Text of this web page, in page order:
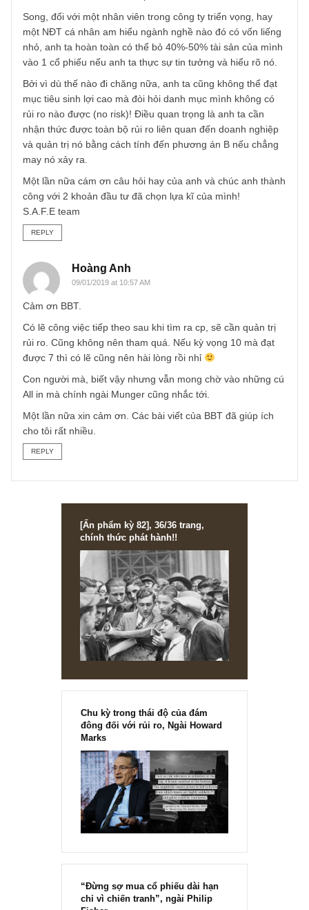
khó bởi vì nó phụ thuộc vào nhận định của riêng anh. Về lí
thuyết, như lời khuyên của ngài Buffett, cổ phiếu nào càng
tuyệt vời, dễ đoán (predictable) và có ban lãnh đạo đáng
cậy, thì ta càng nên dành phần lớn danh mục của mình
đó.
Trên thực tế, vốn anh càng lớn, thì tỉ trọng của cổ phiếu
nhất trong danh mục nên càng nhỏ để giảm thiểu rủi ro vi
mô. Chẳng hạn, một tập đoàn đầu tư lớn như Berkshire,
hay một quỹ đầu tư có giá trị tài sản trên 1 tỷ USD, thường
Song, đối với một nhân viên trong công ty triển vọng, hay
một NĐT cá nhân am hiểu ngành nghề nào đó có vốn
nhỏ, anh ta hoàn toàn có thể bỏ 40%-50% tài sản của
vào 1 cổ phiếu nếu anh ta thực sự tin tưởng và hiểu rõ nó.
Bởi vì dù thế nào đi chăng nữa, anh ta cũng không thể đạt
mục tiêu sinh lợi cao mà đòi hỏi danh mục mình không có
rủi ro nào được (no risk)! Điều quan trọng là anh ta cần
và quản trị nó bằng cách tính đến phương án B nếu
may nó xảy ra.
Một lần nữa cám ơn câu hỏi hay của anh và chúc anh
công với 2 khoản đầu tư đã chọn lựa kĩ của mình!
S.A.F.E team
REPLY
Có lẽ công việc tiếp theo sau khi tìm ra cp, sẽ cần quản trị
rủi ro. Cũng không nên tham quá. Nếu kỳ vọng 10 mà đạt
được 7 thì có lẽ cũng nên hài lòng rồi nhỉ
Con người mà, biết vậy nhưng vẫn mong chờ vào những
All in mà chính ngài Munger cũng nhắc tới.
Một lần nữa xin cảm ơn. Các bài viết của BBT đã giúp ích
cho tôi rất nhiều.
[Ấn phẩm kỳ 82], 36/36 trang,
chính thức phát hành!!